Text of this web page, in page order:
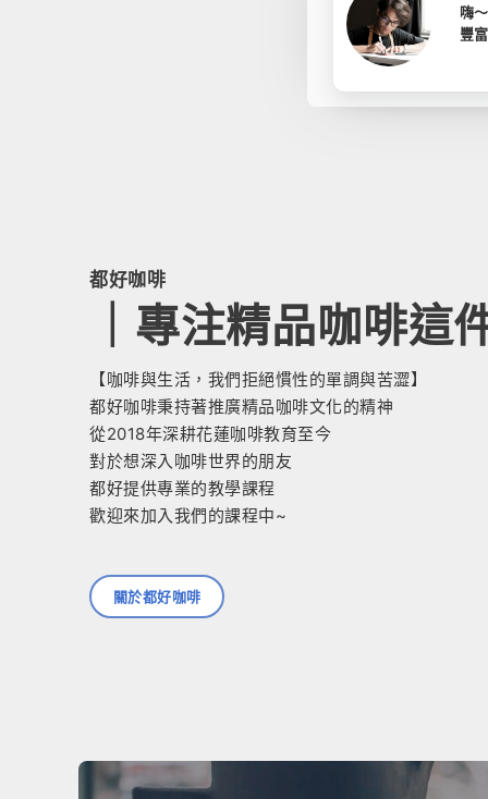
嗨
豐
都好咖啡
｜專注精品咖啡這
【咖啡與生活，我們拒絕慣性的單調與苦澀】
都好咖啡秉持著推廣精品咖啡文化的精神
從2018年深耕花蓮咖啡教育至今
對於想深入咖啡世界的朋友
都好提供專業的教學課程
歡迎來加入我們的課程中~
關於都好咖啡